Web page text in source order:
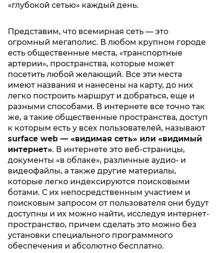
«глубокой сетью» каждый день.
Представим, что всемирная сеть — это
огромный мегаполис. В любом крупном городе
есть общественные места, «транспортные
артерии», пространства, которые может
посетить любой желающий. Все эти места
имеют названия и нанесены на карту, до них
легко построить маршрут и добраться, еще и
разными способами. В интернете все точно так
же, а такие общественные пространства, доступ
к которым есть у всех пользователей, называют
surface web — «видимая сеть» или «видимый
интернет». В интернете это веб-страницы,
документы «в облаке», различные аудио- и
видеофайлы, а также другие материалы,
которые легко индексируются поисковыми
ботами. С их непосредственным участием и
поисковым запросом от пользователя они будут
доступны и их можно найти, исследуя интернет-
пространство, причем сделать это можно без
установки специального программного
обеспечения и абсолютно бесплатно.